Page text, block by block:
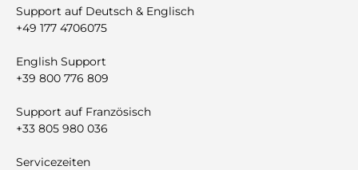
Support auf Deutsch & Englisch
+49 177 4706075
English Support
+39 800 776 809
Support auf Französisch
+33 805 980 036
Servicezeiten